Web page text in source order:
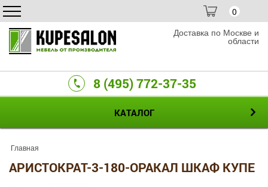
0
Доставка по Москве и
области
8 (495) 772-37-35
КАТАЛОГ
Главная
АРИСТОКРАТ-3-180-ОРАКАЛ ШКАФ КУПЕ